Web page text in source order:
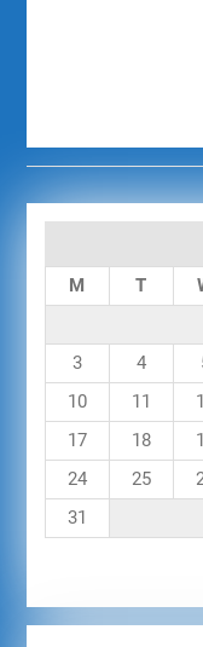
M T
3
4
10
11
17
18
24
25
31